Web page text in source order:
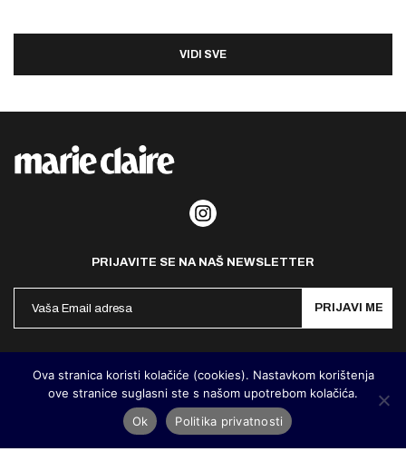
VIDI SVE
PRIJAVITE SE NA NAŠ NEWSLETTER
PRIJAVI ME
MarieClaire Hrvatska 2026. Designed and developed by Cubes
Ova stranica koristi kolačiće (cookies). Nastavkom korištenja
ove stranice suglasni ste s našom upotrebom kolačića.
Ok
Politika privatnosti